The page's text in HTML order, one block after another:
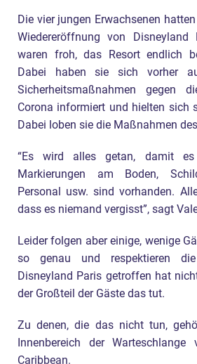
Die vier jungen Erwachsenen
Wiedereröffnung von Disneyland
waren froh, das Resort endlich
Dabei haben sie sich vorher
Sicherheitsmaßnahmen gegen
Corona informiert und hielten sich
Dabei loben sie die Maßnahmen
“Es wird alles getan, damit es
Markierungen am Boden,
Personal usw. sind vorhanden.
dass es niemand vergisst”, sagt
Leider folgen aber einige, wenige
so genau und respektieren
Disneyland Paris getroffen hat
der Großteil der Gäste das tut.
Zu denen, die das nicht tun,
Innenbereich der
Caribbean.